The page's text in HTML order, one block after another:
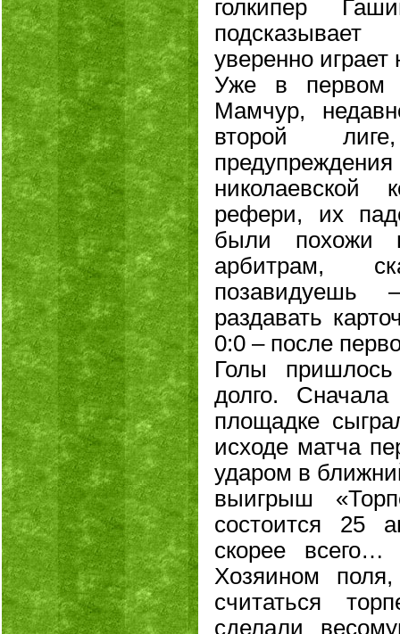
голкипер
уверенно
Уже в первом
Мамчур,
второй
рефери, их
были похожи
арбитрам,
раздавать
0:0 – после
Голы
долго.
площадке
исходе матча
ударом в
выигрыш
состоится 25
скорее
Хозяином
считаться
сделали